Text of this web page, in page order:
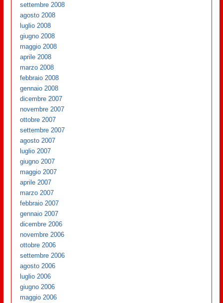
settembre 2008
agosto 2008
luglio 2008
giugno 2008
maggio 2008
aprile 2008
marzo 2008
febbraio 2008
gennaio 2008
dicembre 2007
novembre 2007
ottobre 2007
settembre 2007
agosto 2007
luglio 2007
giugno 2007
maggio 2007
aprile 2007
marzo 2007
febbraio 2007
gennaio 2007
dicembre 2006
novembre 2006
ottobre 2006
settembre 2006
agosto 2006
luglio 2006
giugno 2006
maggio 2006